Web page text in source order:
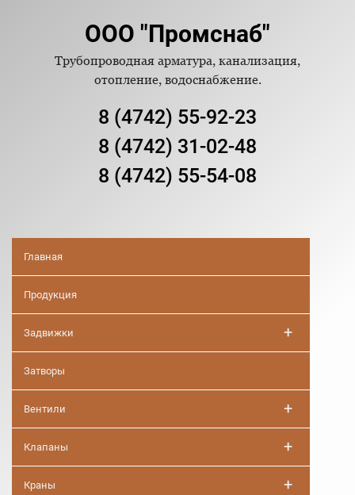
ООО "Промснаб"
Трубопроводная арматура, канализация,
отопление, водоснабжение.
8 (4742) 55-92-23
8 (4742) 31-02-48
8 (4742) 55-54-08
Главная
Продукция
Задвижки +
Затворы
Вентили +
Клапаны +
Краны +